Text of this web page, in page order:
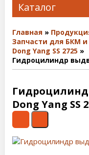
Каталог
Главная
Запчасти для БКМ
Dong Yang SS 2725
Гидроцилиндр
Dong Yang SS